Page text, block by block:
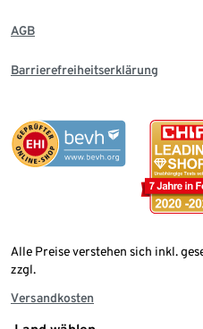
AGB
Barrierefreiheitserklärung
Alle Preise verstehen sich inkl.
zzgl.
Versandkosten